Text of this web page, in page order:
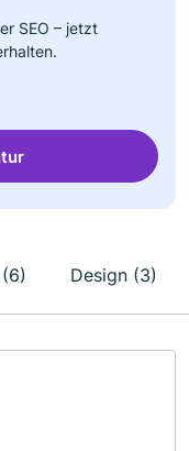
SEO – jetzt
Design (3)